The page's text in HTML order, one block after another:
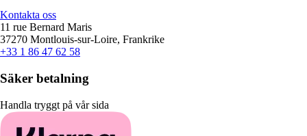
Kontakta oss
11 rue Bernard Maris
37270 Montlouis-sur-Loire, Frankrike
+33 1 86 47 62 58
Säker betalning
Handla tryggt på vår sida